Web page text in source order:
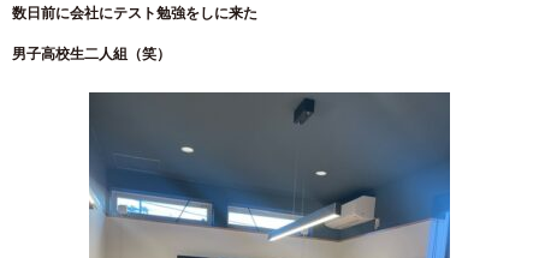
数日前に会社にテスト勉強をしに来た
男子高校生二人組（笑）